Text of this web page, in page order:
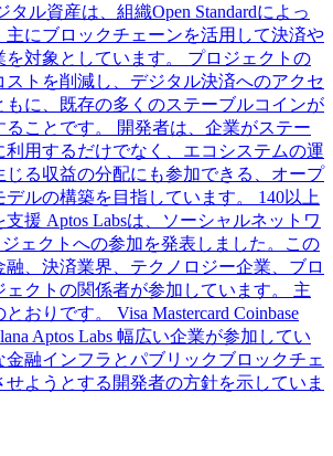
ル資産は、組織Open Standardによっ
主にブロックチェーンを活用して決済や
対象としています。 プロジェクトの
ストを削減し、デジタル決済へのアクセ
もに、既存の多くのステーブルコインが
ことです。 開発者は、企業がステー
利用するだけでなく、エコシステムの運
じる収益の分配にも参加できる、オープ
ルの構築を目指しています。 140以上
援 Aptos Labsは、ソーシャルネットワ
ェクトへの参加を発表しました。この
、決済業界、テクノロジー企業、ブロ
ェクトの関係者が参加しています。 主
おりです。 Visa Mastercard Coinbase
Aptos Labs 幅広い企業が参加してい
金融インフラとパブリックブロックチェ
ようとする開発者の方針を示していま